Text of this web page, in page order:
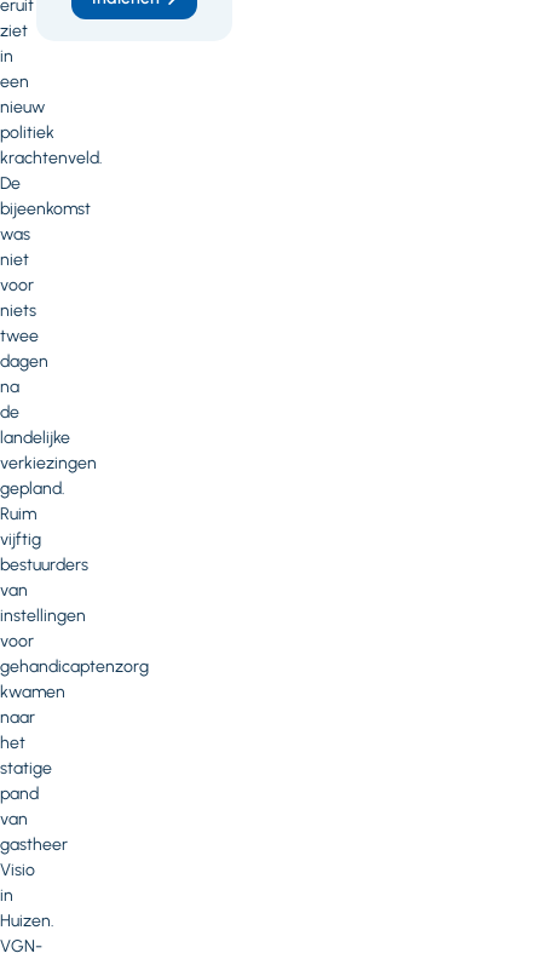
eruit
ziet
in
een
nieuw
politiek
krachtenveld.
De
bijeenkomst
was
niet
voor
niets
twee
dagen
na
de
landelijke
verkiezingen
gepland.
Ruim
vijftig
bestuurders
van
instellingen
voor
gehandicaptenzorg
kwamen
naar
het
statige
pand
van
gastheer
Visio
in
Huizen.
VGN-